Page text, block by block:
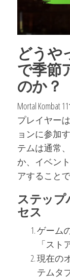
どうや
で季節
のか？
Mortal
プレイヤー
ョンに参加
テムは通常
か、イベン
アすること
ステップ
セス
ゲーム
「スト
現在の
テムタ